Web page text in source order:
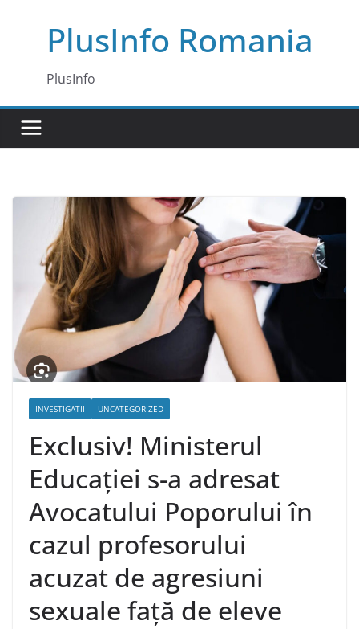
PlusInfo Romania
PlusInfo
INVESTIGATII UNCATEGORIZED
Exclusiv! Ministerul
Educației s-a adresat
Avocatului Poporului în
cazul profesorului
acuzat de agresiuni
sexuale față de eleve